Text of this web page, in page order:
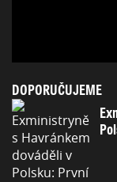
DOPORUČUJEME